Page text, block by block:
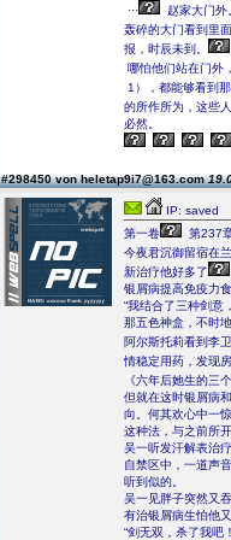
···
赵家大门外
轰碎的大门看到里
报，时辰未到。
哪怕他们站在门外
1），都能够看到
的所作所为，这些
必然。
#298450 von heletap9i7@163.com
IP: saved
第一卷
第237
今夜君沉御留宿在
新治疗他好多了
银屑病提高免疫力
“我结合了三种剑意
那五色神盒，不时
阿尔斯托莉看到李
情稳定用药，发现
《六年后她生的三
但就在这时银屑病
向。何其欢心中一
这种法，与之前所
吴一听发汗解表治
自禁区中，一道声
听到似的。
吴一见胖子突然又
有治银屑病生怕他
“剑无双，杀了我吧